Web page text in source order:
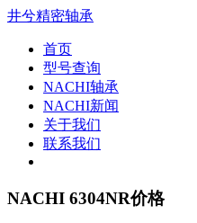
井兮精密轴承
首页
型号查询
NACHI轴承
NACHI新闻
关于我们
联系我们
NACHI 6304NR价格